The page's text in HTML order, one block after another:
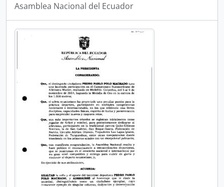
Asamblea Nacional del Ecuador